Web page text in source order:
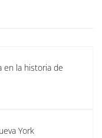
en la historia de
York